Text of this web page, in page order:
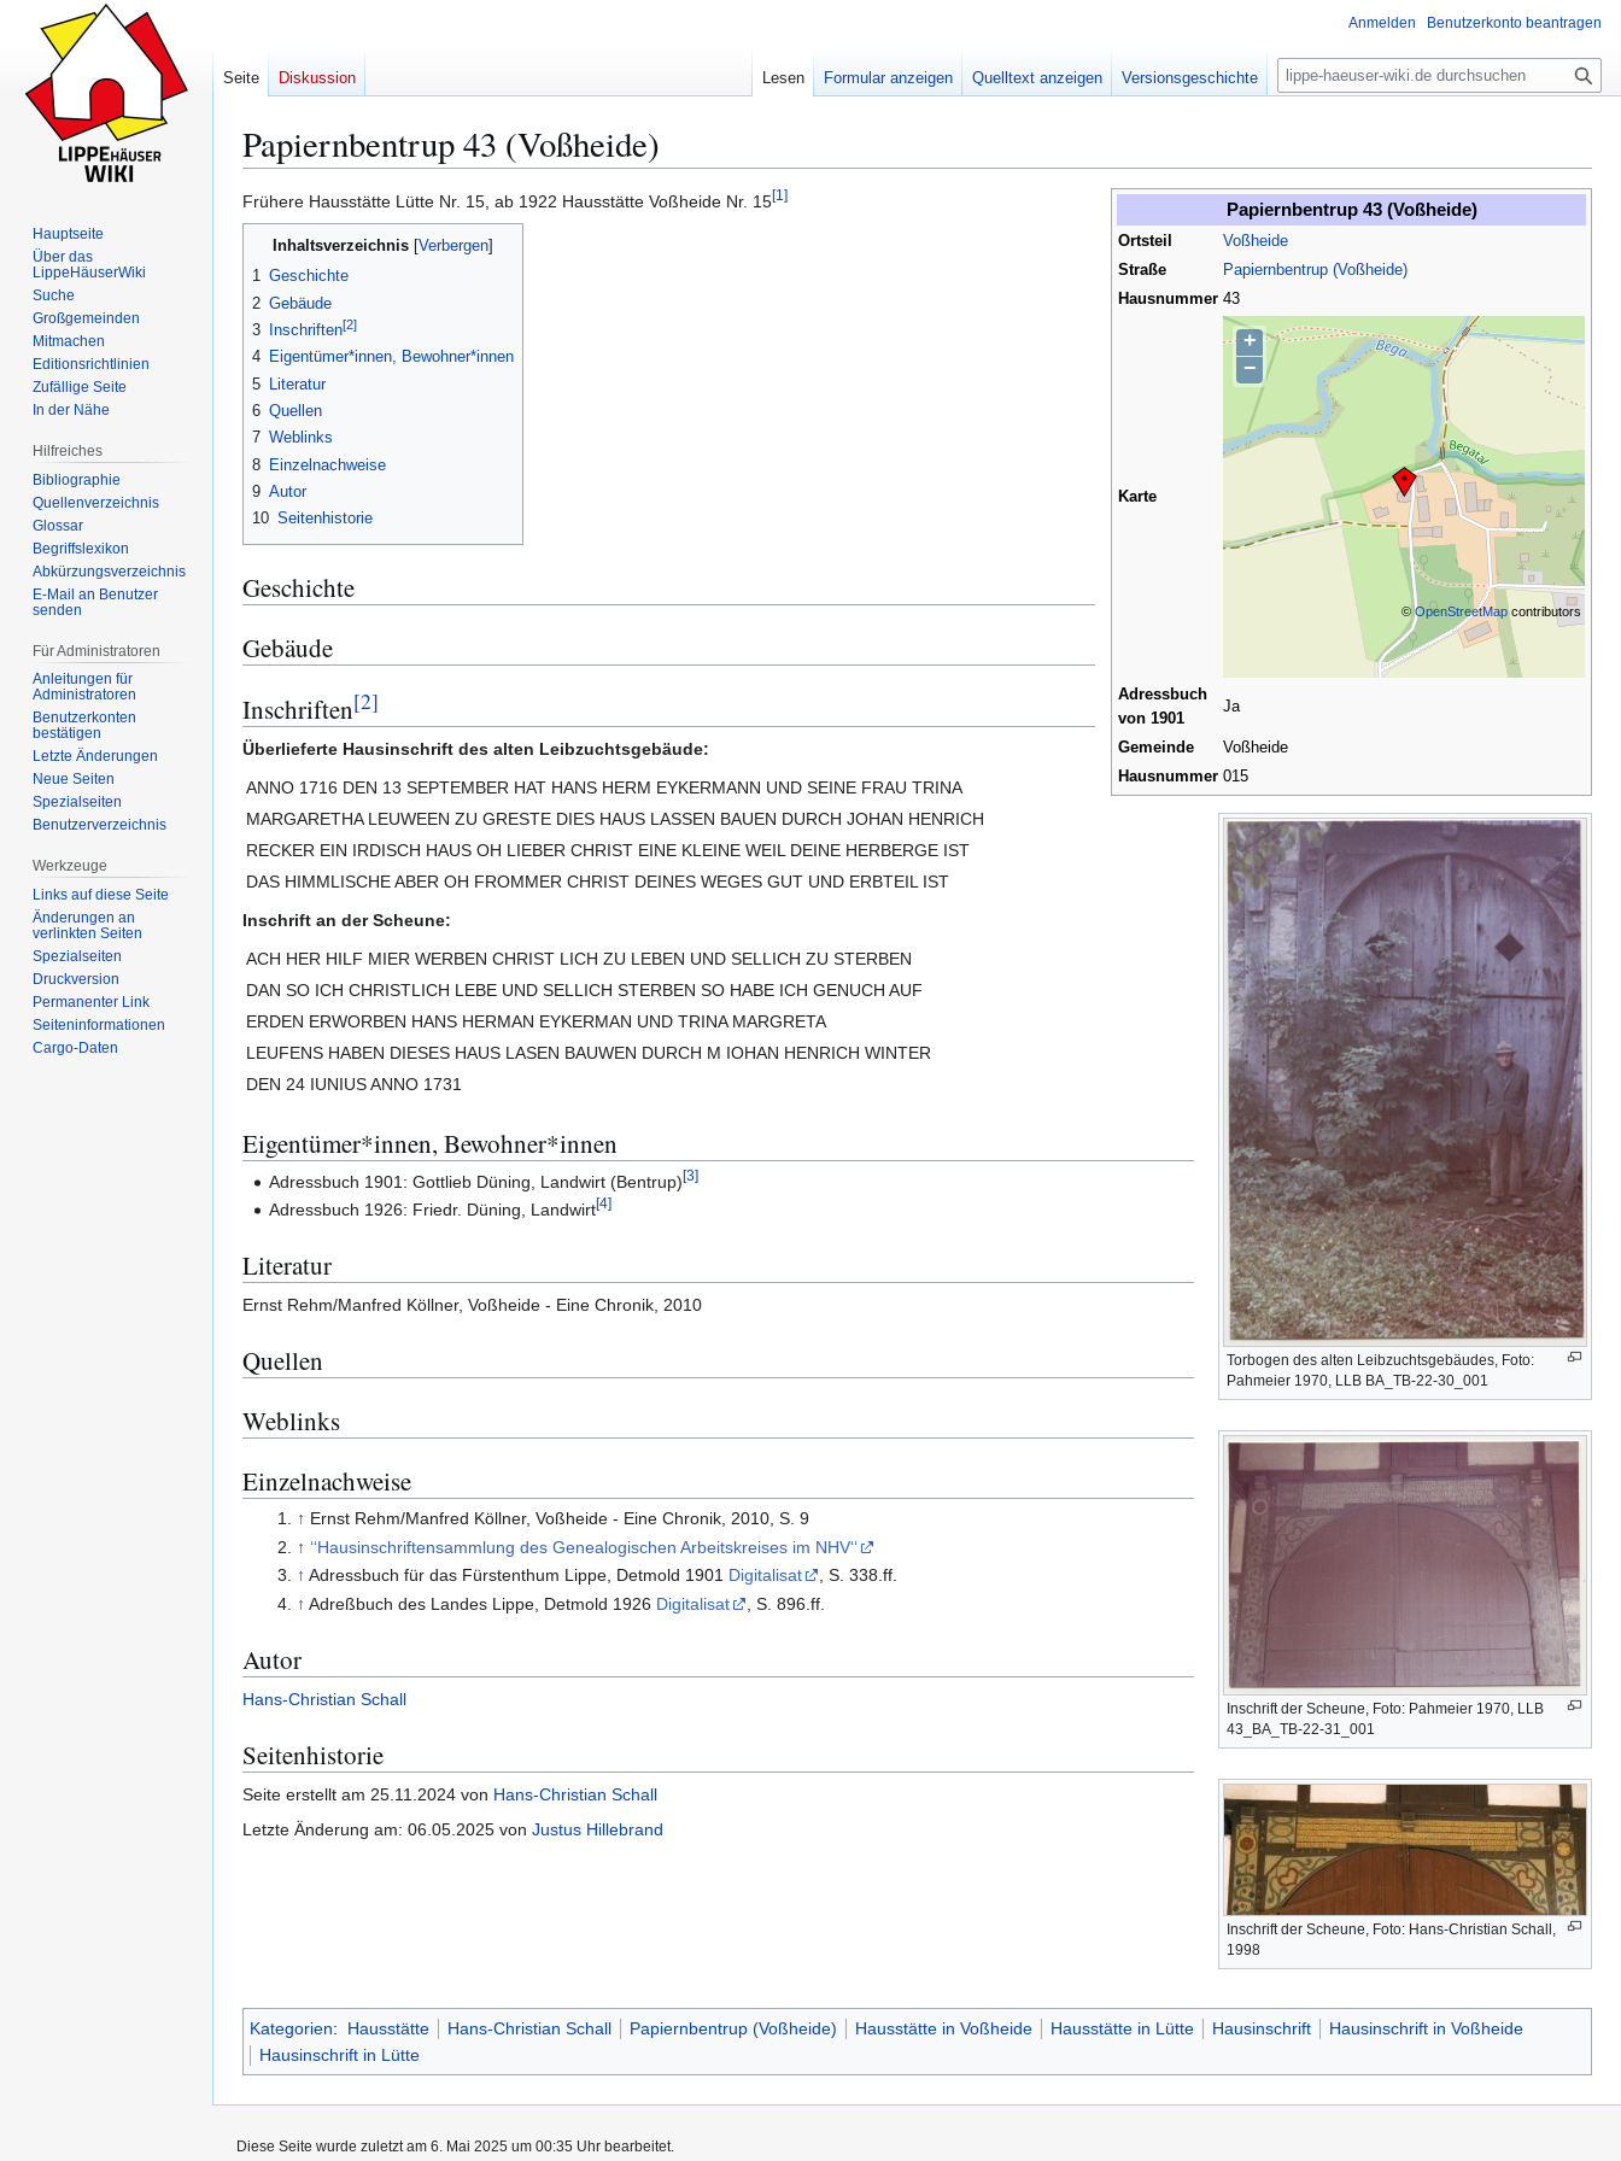
Papiernbentrup 43 (Voßheide)
Zur
Navigation
springen
Zur
Suche
springen
Papiernbentrup 43 (Voßheide)
Ortsteil
Voßheide
Straße
Papiernbentrup (Voßheide)
Hausnummer 43
Karte
+
−
© OpenStreetMapcontributors
Adressbuch
von 1901
Ja
Gemeinde
Voßheide
Hausnummer 015
Frühere Hausstätte Lütte Nr. 15, ab 1922 Hausstätte Voßheide Nr. 15[1]
Inhaltsverzeichnis
1 Geschichte
2 Gebäude
3
Inschriften[2]
4 Eigentümer*innen, Bewohner*innen
5
Literatur
6 Quellen
7 Weblinks
8 Einzelnachweise
9 Autor
10 Seitenhistorie
Geschichte
Gebäude
Inschriften[2]
Überlieferte Hausinschrift des alten Leibzuchtsgebäude:
Torbogen des alten Leibzuchtsgebäudes, Foto:
Pahmeier 1970, LLB BA_TB-22-30_001
ANNO 1716 DEN 13 SEPTEMBER HAT HANS HERM EYKERMANN UND SEINE FRAU TRINA
MARGARETHA LEUWEEN ZU GRESTE DIES HAUS LASSEN BAUEN DURCH JOHAN HENRICH
RECKER EIN IRDISCH HAUS OH LIEBER CHRIST EINE KLEINE WEIL DEINE HERBERGE IST
DAS HIMMLISCHE ABER OH FROMMER CHRIST DEINES WEGES GUT UND ERBTEIL IST
Inschrift an der Scheune:
Inschrift der Scheune, Foto: Pahmeier 1970, LLB
43_BA_TB-22-31_001
Inschrift der Scheune, Foto: Hans-Christian Schall,
1998
ACH HER HILF MIER WERBEN CHRIST LICH ZU LEBEN UND SELLICH ZU STERBEN
DAN SO ICH CHRISTLICH LEBE UND SELLICH STERBEN SO HABE ICH GENUCH AUF
ERDEN ERWORBEN HANS HERMAN EYKERMAN UND TRINA MARGRETA
LEUFENS HABEN DIESES HAUS LASEN BAUWEN DURCH M IOHAN HENRICH WINTER
DEN 24 IUNIUS ANNO 1731
Eigentümer*innen, Bewohner*innen
Adressbuch 1901: Gottlieb Düning, Landwirt (Bentrup)[3]
Adressbuch 1926: Friedr. Düning, Landwirt[4]
Literatur
Ernst Rehm/Manfred Köllner, Voßheide - Eine Chronik, 2010
Quellen
Weblinks
Einzelnachweise
↑ Ernst Rehm/Manfred Köllner, Voßheide - Eine Chronik, 2010, S. 9
↑ ‘‘Hausinschriftensammlung des Genealogischen Arbeitskreises im NHV‘‘
↑ Adressbuch für das Fürstenthum Lippe, Detmold 1901 Digitalisat
, S. 338.ff.
↑ Adreßbuch des Landes Lippe, Detmold 1926 Digitalisat , S. 896.ff.
Autor
Hans-Christian Schall
Seitenhistorie
Seite erstellt am 25.11.2024 von Hans-Christian Schall
Letzte Änderung am: 06.05.2025 von Justus Hillebrand
Kategorien: Hausstätte Hans-Christian Schall Papiernbentrup (Voßheide) Hausstätte in Voßheide Hausstätte in Lütte Hausinschrift
Hausinschrift in Voßheide
Hausinschrift in Lütte
Anmelden Benutzerkonto beantragen
Seite Diskussion Lesen Formular anzeigen Quelltext anzeigen Versionsgeschichte
S
u
e
Hauptseite
Über das
LippeHäuserWiki
Suche
Großgemeinden
Mitmachen
Editionsrichtlinien
Zufällige Seite
In der Nähe
Hilfreiches
Bibliographie
Quellenverzeichnis
Glossar
Begriffslexikon
Abkürzungsverzeichnis
E-Mail an Benutzer
senden
Für Administratoren
Anleitungen für
Administratoren
Benutzerkonten
bestätigen
Letzte Änderungen
Neue Seiten
Spezialseiten
Benutzerverzeichnis
Werkzeuge
Links auf diese Seite
Änderungen an
verlinkten Seiten
Spezialseiten
Druckversion
Permanenter Link
Seiten­­informationen
Cargo-Daten
Diese Seite wurde zuletzt am 6. Mai 2025 um 00:35 Uhr bearbeitet.